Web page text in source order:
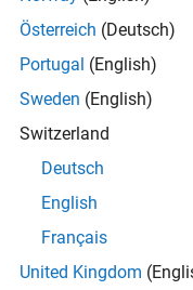
Österreich (Deutsch)
Portugal (English)
Sweden (English)
Switzerland
Deutsch
English
Français
United Kingdom